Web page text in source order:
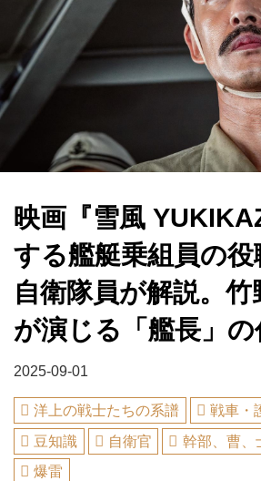
映画『雪風
する艦艇乗組員の
自衛隊員が解説。
が演じる「艦長」の
2025-09-01
洋上の戦士たちの系譜
戦車・
豆知識
自衛官 幹部、曹、
爆雷